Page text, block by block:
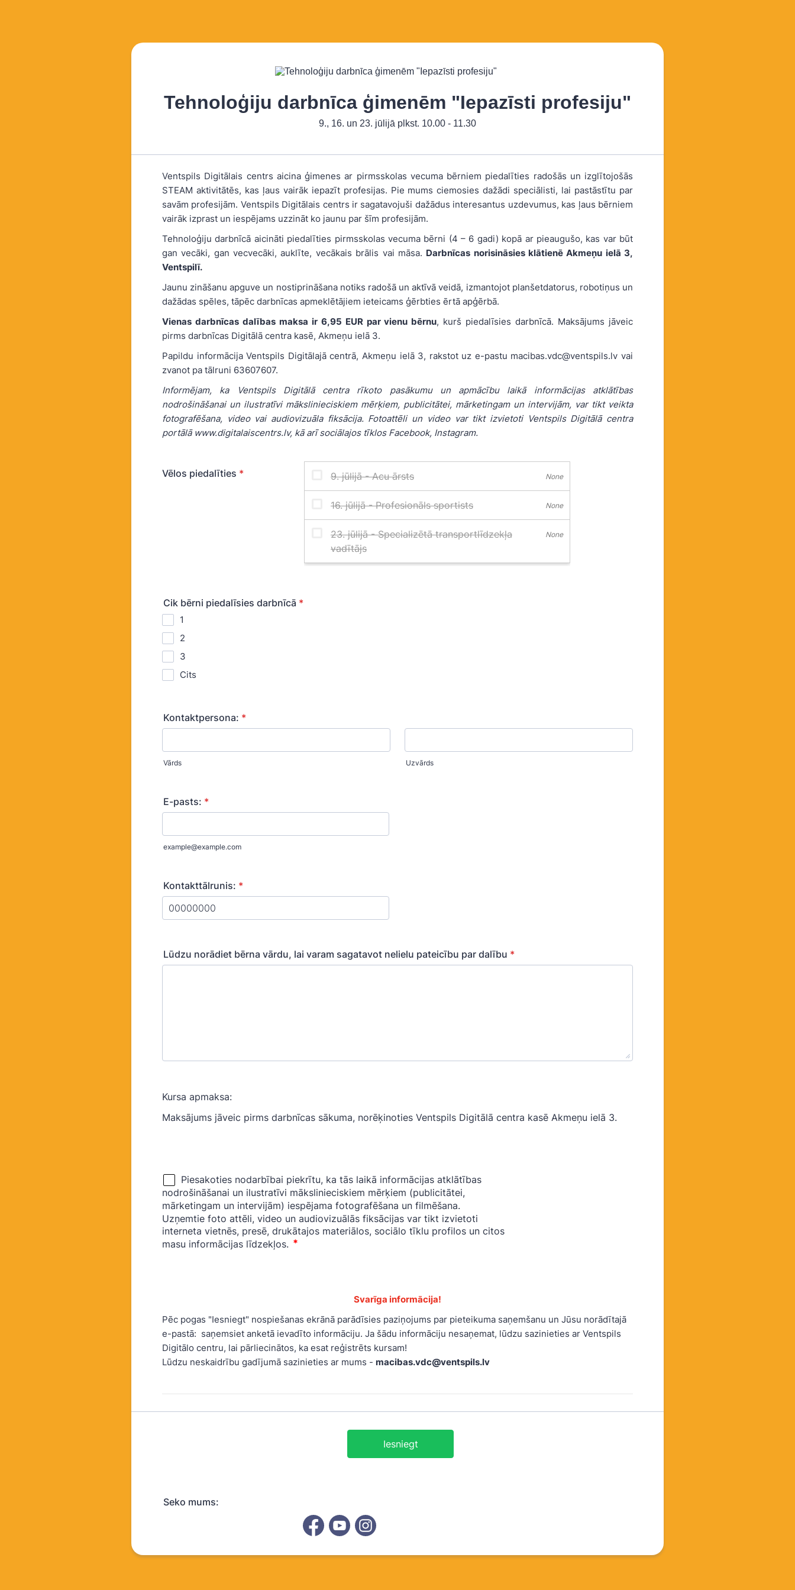
Tehnoloģiju darbnīca ģimenēm "Iepazīsti profesiju"
9., 16. un 23. jūlijā plkst. 10.00 - 11.30
Ventspils Digitālais centrs aicina ģimenes ar pirmsskolas vecuma bērniem piedalīties radošās un izglītojošās
STEAM aktivitātēs, kas ļaus vairāk iepazīt profesijas. Pie mums ciemosies dažādi speciālisti, lai pastāstītu par
savām profesijām. Ventspils Digitālais centrs ir sagatavojuši dažādus interesantus uzdevumus, kas ļaus bērniem
vairāk izprast un iespējams uzzināt ko jaunu par šīm profesijām.
Tehnoloģiju darbnīcā aicināti piedalīties pirmsskolas vecuma bērni (4 – 6 gadi) kopā ar pieaugušo, kas var būt
gan vecāki, gan vecvecāki, auklīte, vecākais brālis vai māsa. Darbnīcas norisināsies klātienē Akmeņu ielā 3,
Ventspilī.
Jaunu zināšanu apguve un nostiprināšana notiks radošā un aktīvā veidā, izmantojot planšetdatorus, robotiņus un
dažādas spēles, tāpēc darbnīcas apmeklētājiem ieteicams ģērbties ērtā apģērbā.
Vienas darbnīcas dalības maksa ir 6,95 EUR par vienu bērnu, kurš piedalīsies darbnīcā. Maksājums jāveic
pirms darbnīcas Digitālā centra kasē, Akmeņu ielā 3.
Papildu informācija Ventspils Digitālajā centrā, Akmeņu ielā 3, rakstot uz e-pastu macibas.vdc@ventspils.lv vai
zvanot pa tālruni 63607607.
Informējam, ka Ventspils Digitālā centra rīkoto pasākumu un apmācību laikā informācijas atklātības
nodrošināšanai un ilustratīvi mākslinieciskiem mērķiem, publicitātei, mārketingam un intervijām, var tikt veikta
fotografēšana, video vai audiovizuāla fiksācija. Fotoattēli un video var tikt izvietoti Ventspils Digitālā centra
portālā www.digitalaiscentrs.lv, kā arī sociālajos tīklos Facebook, Instagram.
Vēlos piedalīties *
Cik bērni piedalīsies darbnīcā *
1
2
3
Cits
Kontaktpersona: *
Vārds Uzvārds
E-pasts: *
example@example.com
Kontakttālrunis: *
Lūdzu norādiet bērna vārdu, lai varam sagatavot nelielu pateicību par dalību *
Kursa apmaksa:
Maksājums jāveic pirms darbnīcas sākuma, norēķinoties Ventspils Digitālā centra kasē Akmeņu ielā 3.
Svarīga informācija!
Pēc pogas "Iesniegt" nospiešanas ekrānā parādīsies paziņojums par pieteikuma saņemšanu un Jūsu norādītajā
e-pastā: saņemsiet anketā ievadīto informāciju. Ja šādu informāciju nesaņemat, lūdzu sazinieties ar Ventspils
Digitālo centru, lai pārliecinātos, ka esat reģistrēts kursam!
Lūdzu neskaidrību gadījumā sazinieties ar mums - macibas.vdc@ventspils.lv
Iesniegt
Seko mums: